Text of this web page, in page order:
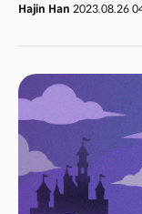
안겨준 스트리밍 서비스
말해준다. 디즈니 주가
115.94달러였던 디즈니
떨어졌다. 미국 전문가
두 회사 사이 거래는 아
매각설이 계속 떠오르는
때문이다.
Hajin Han 2023.08.26